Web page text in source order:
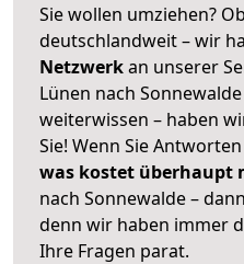
Sie wollen umziehen?
deutschlandweit – wir
Netzwerkan unserer
Lünen nach
weiterwissen – haben
Sie! Wenn Sie
was kostet überhaupt
nach Sonnewalde –
denn wir haben immer
Ihre Fragen parat.